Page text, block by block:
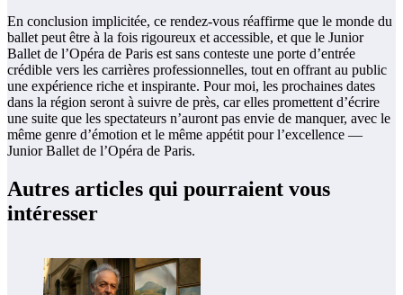
En conclusion implicitée, ce rendez-vous réaffirme que le monde du
ballet peut être à la fois rigoureux et accessible, et que le Junior
Ballet de l’Opéra de Paris est sans conteste une porte d’entrée
crédible vers les carrières professionnelles, tout en offrant au public
une expérience riche et inspirante. Pour moi, les prochaines dates
dans la région seront à suivre de près, car elles promettent d’écrire
une suite que les spectateurs n’auront pas envie de manquer, avec le
même genre d’émotion et le même appétit pour l’excellence —
Junior Ballet de l’Opéra de Paris.
Autres articles qui pourraient vous
intéresser